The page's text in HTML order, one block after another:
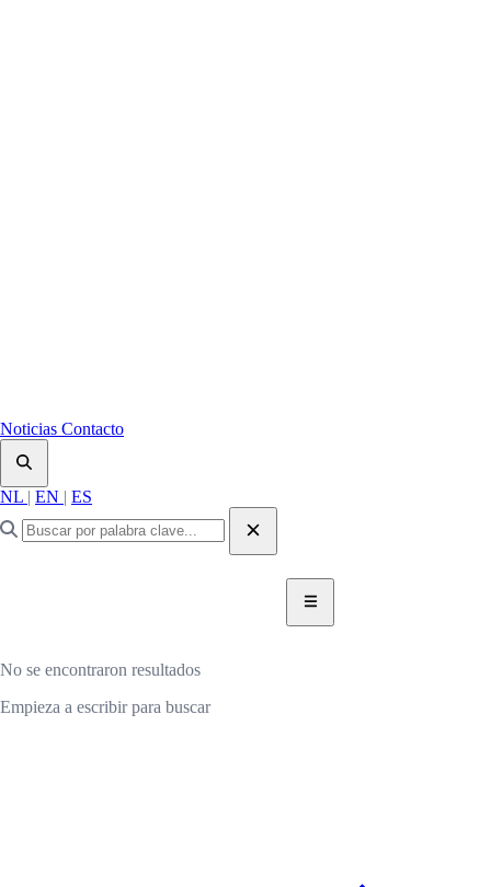
Noticias Contacto
NL | EN | ES
No se encontraron resultados
Empieza a escribir para buscar